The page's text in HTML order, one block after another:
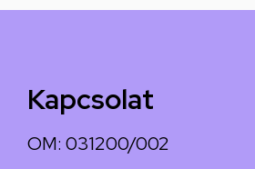
Kapcsolat
OM: 031200/002